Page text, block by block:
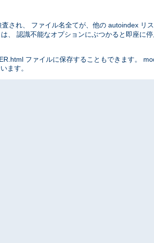
査され、 ファイル名全てが、他の autoindex リ
、 認識不能なオプションにぶつかると即座に停
ファイルに保存することもできます。
ます。